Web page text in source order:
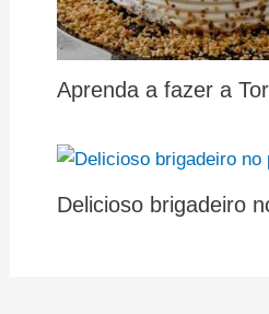
Aprenda a fazer a
Delicioso brigadeiro